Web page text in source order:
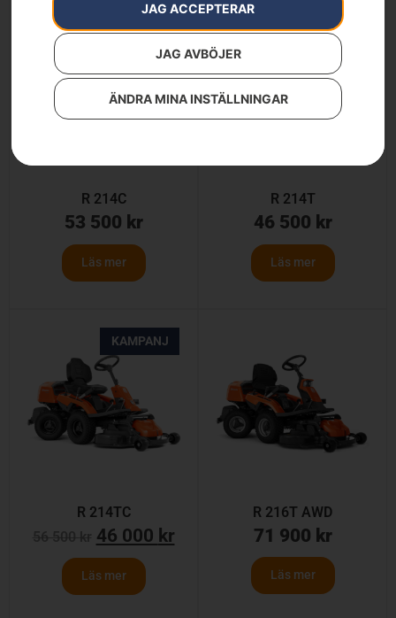
JAG ACCEPTERAR
JAG AVBÖJER
ÄNDRA MINA INSTÄLLNINGAR
R 214C
53 500 kr
Läs mer
R 214T
46 500 kr
Läs mer
KAMPANJ
R 214TC
56 500 kr 46 000 kr
Läs mer
R 216T AWD
71 900 kr
Läs mer